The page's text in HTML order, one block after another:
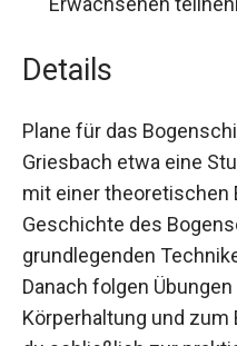
Erwachsenen
Details
Plane für das
Griesbach etwa eine
mit einer theoretischen
Geschichte des
grundlegenden
werden. Danach folgen
Körperhaltung und zum